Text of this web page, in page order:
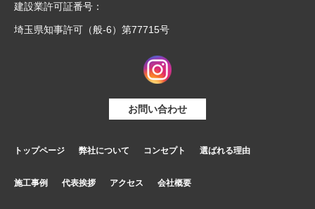
建設業許可証番号：
埼玉県知事許可（般-6）第77715号
お問い合わせ
トップページ 弊社について コンセプト 選ばれる理由
施工事例 代表挨拶 アクセス 会社概要